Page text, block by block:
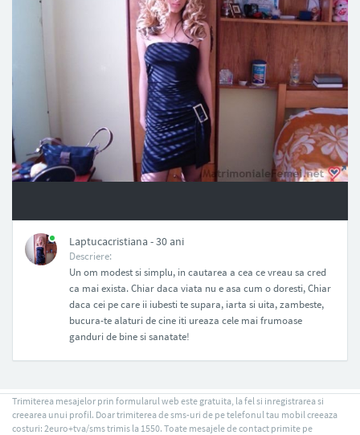
Laptucacristiana - 30 ani
Descriere:
Un om modest si simplu, in cautarea a cea ce vreau sa cred
ca mai exista. Chiar daca viata nu e asa cum o doresti, Chiar
daca cei pe care ii iubesti te supara, iarta si uita, zambeste,
bucura-te alaturi de cine iti ureaza cele mai frumoase
ganduri de bine si sanatate!
Trimiterea mesajelor prin formularul web este gratuita, la fel si inregistrarea si
creearea unui profil. Doar trimiterea de sms-uri de pe telefonul tau mobil creeaza
costuri: 2euro+tva/sms trimis la 1550. Toate mesajele de contact primite pe